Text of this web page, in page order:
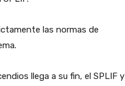
las normas de
llega a su fin, el SPLIF y